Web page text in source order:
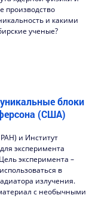
производство
и какими
ученые?
блоки
(США)
и Институт
эксперимента
эксперимента –
в
излучения.
с необычными